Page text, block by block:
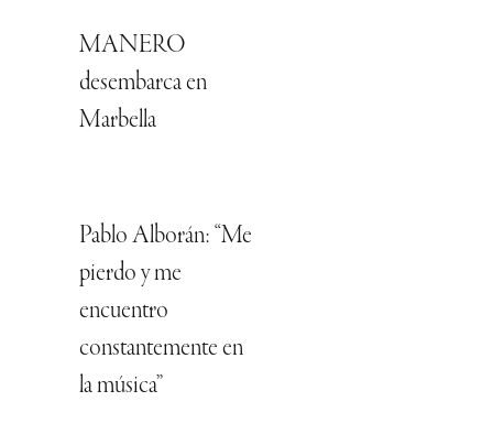
MANERO
desembarca en
Marbella
Pablo Alborán: “Me
pierdo y me
encuentro
constantemente en
la música”